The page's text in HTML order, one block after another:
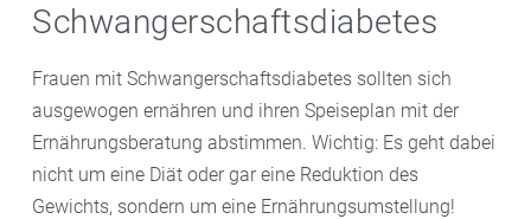
Schwangerschaftsdiabetes
Frauen mit Schwangerschaftsdiabetes sollten sich
ausgewogen ernähren und ihren Speiseplan mit der
Ernährungsberatung abstimmen. Wichtig: Es geht dabei
nicht um eine Diät oder gar eine Reduktion des
Gewichts, sondern um eine Ernährungsumstellung!